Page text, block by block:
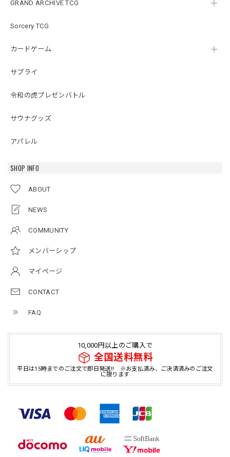
GRAND ARCHIVE TCG
Sorcery TCG
カードゲーム
サプライ
令和の虎プレゼンバトル
サウナグッズ
アパレル
SHOP INFO
ABOUT
NEWS
COMMUNITY
メンバーシップ
マイページ
CONTACT
FAQ
10,000円以上のご購入で
全国送料無料
平日は15時までのご注文で即日発送!! ※お支払済み、ご決済済みのご注文
に限ります